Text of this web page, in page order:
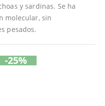
y sardinas. Se ha
molecular, sin
pesados.
-25%